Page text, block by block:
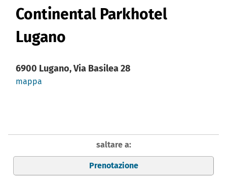
Continental Parkhotel
Lugano
6900 Lugano, Via Basilea 28
mappa
saltare a:
Prenotazione